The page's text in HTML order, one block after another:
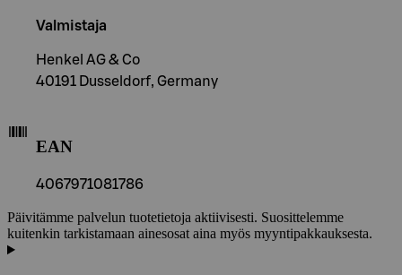
Valmistaja
Henkel AG & Co
40191 Dusseldorf, Germany
EAN
4067971081786
Päivitämme palvelun tuotetietoja aktiivisesti. Suosittelemme
kuitenkin tarkistamaan ainesosat aina myös myyntipakkauksesta.